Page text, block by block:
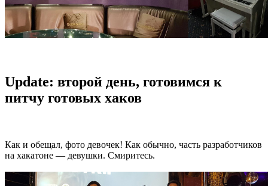
Update: второй день, готовимся к
питчу готовых хаков
Как и обещал, фото девочек! Как обычно, часть разработчиков
на хакатоне — девушки. Смиритесь.